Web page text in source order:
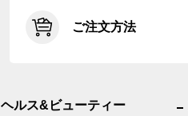
ご注文方法
ヘルス&ビューティー